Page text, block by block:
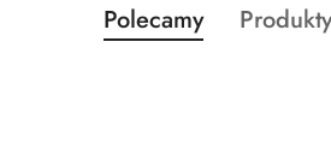
Pomiń karuzelę produktów
Produkty
o
Polecamy
Produkty